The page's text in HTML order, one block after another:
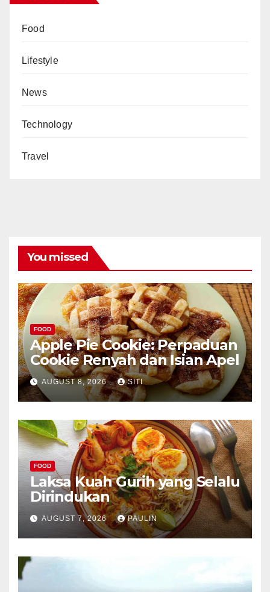
Food
Lifestyle
News
Technology
Travel
You missed
FOOD
Apple Pie Cookie: Perpaduan
Cookie Renyah dan Isian Apel
AUGUST 8, 2026 SITI
FOOD
Laksa Kuah Gurih yang Selalu
Dirindukan
AUGUST 7, 2026 PAULIN